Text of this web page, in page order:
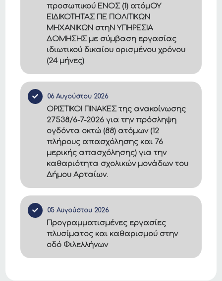
προσωπικού ΕΝΟΣ (1) ατόμΟΥ
ΕΙΔΙΚΟΤΗΤΑΣ ΠΕ ΠΟΛΙΤΙΚΩΝ
ΜΗΧΑΝΙΚΩΝ στηΝ ΥΠΗΡΕΣΙΑ
ΔΟΜΗΣΗΣ με σύμβαση εργασίας
ιδιωτικού δικαίου ορισμένου χρόνου
(24 μήνες)
06 Αυγούστου 2026
ΟΡΙΣΤΙΚΟΙ ΠΙΝΑΚΕΣ της ανακοίνωσης
27538/6-7-2026 για την πρόσληψη
ογδόντα οκτώ (88) ατόμων (12
πλήρους απασχόλησης και 76
μερικής απασχόλησης) για την
καθαριότητα σχολικών μονάδων του
Δήμου Αρταίων.
05 Αυγούστου 2026
Προγραμματισμένες εργασίες
πλυσίματος και καθαρισμού στην
οδό Φιλελλήνων